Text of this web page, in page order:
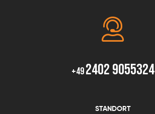
+492402 9055324
STANDORT